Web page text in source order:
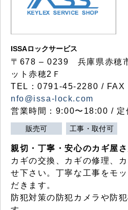
ISSAロックサービス
〒678 – 0239 兵庫県赤穂
ット赤穂2Ｆ
TEL：0791-45-2280 /
nfo@issa-lock.com
営業時間：9:00〜18:00 / 定
販売可 工事・取付可
親切・丁寧・安心のカギ屋
カギの交換、カギの修理、
せ下さい。丁寧な工事をモ
だきます。
防犯対策の防犯カメラや防